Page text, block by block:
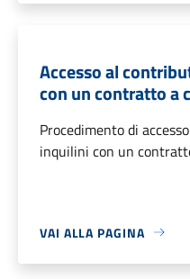
Accesso al
con un contratto a
Procedimento di
inquilini con un
VAI ALLA PAGINA